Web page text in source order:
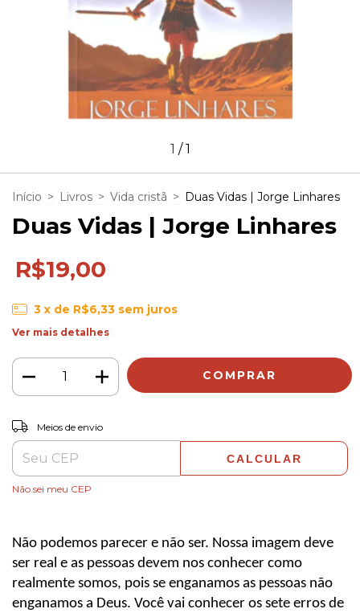
1 /1
Início > Livros > Vida cristã > Duas Vidas | Jorge Linhares
Duas Vidas | Jorge Linhares
R$19,00
3 x de R$6,33 sem juros
Ver mais detalhes
Entregas para o CEP:
Meios de envio
CALCULAR
Não sei meu CEP
Não podemos parecer e não ser. Nossa imagem deve
ser real e as pessoas devem nos conhecer como
realmente somos, pois se enganamos as pessoas não
enganamos a Deus. Você vai conhecer os sete erros de